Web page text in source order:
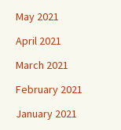
May 2021
April 2021
March 2021
February 2021
January 2021